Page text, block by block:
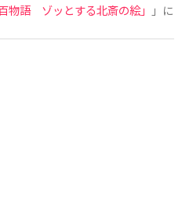
物語 ゾッとする北斎の絵」
」に